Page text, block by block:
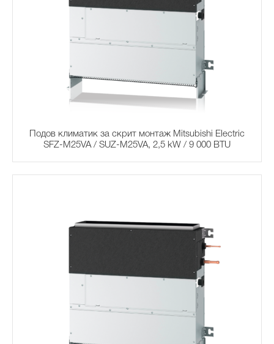
Подов климатик за скрит монтаж Mitsubishi Electric
SFZ-M25VA / SUZ-M25VA, 2,5 kW / 9 000 BTU